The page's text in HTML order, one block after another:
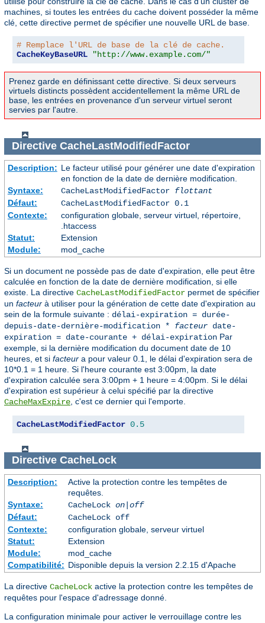
machines, si toutes les entrées du cache doivent posséder la même
clé, cette directive permet de spécifier une nouvelle URL de base.
# Remplace l'URL de base de la clé de cache.
CacheKeyBaseURL
"http://www.example.com/"
Prenez garde en définissant cette directive. Si deux serveurs
virtuels distincts possèdent accidentellement la même URL de
base, les entrées en provenance d'un serveur virtuel seront
servies par l'autre.
Directive CacheLastModifiedFactor
Description: Le facteur utilisé pour générer une date d'expiration
en fonction de la date de dernière modification.
Syntaxe:
CacheLastModifiedFactor flottant
Défaut:
CacheLastModifiedFactor 0.1
Contexte:
configuration globale, serveur virtuel, répertoire,
.htaccess
Statut:
Extension
Module:
mod_cache
Si un document ne possède pas de date d'expiration, elle peut être
calculée en fonction de la date de dernière modification, si elle
existe. La directive CacheLastModifiedFactor permet de spécifier
un facteur à utiliser pour la génération de cette date d'expiration au
sein de la formule suivante : délai-expiration = durée-
depuis-date-dernière-modification * facteur date-
expiration = date-courante + délai-expiration Par
exemple, si la dernière modification du document date de 10
heures, et si facteur a pour valeur 0.1, le délai d'expiration sera de
10*0.1 = 1 heure. Si l'heure courante est 3:00pm, la date
d'expiration calculée sera 3:00pm + 1 heure = 4:00pm. Si le délai
d'expiration est supérieur à celui spécifié par la directive
CacheMaxExpire , c'est ce dernier qui l'emporte.
CacheLastModifiedFactor 0.5
Directive CacheLock
Description:
Active la protection contre les tempêtes de
requêtes.
Syntaxe:
CacheLock on|off
Défaut:
CacheLock off
Contexte:
configuration globale, serveur virtuel
Statut:
Extension
Module:
mod_cache
Compatibilité: Disponible depuis la version 2.2.15 d'Apache
La directive CacheLock active la protection contre les tempêtes de
requêtes pour l'espace d'adressage donné.
La configuration minimale pour activer le verrouillage contre les